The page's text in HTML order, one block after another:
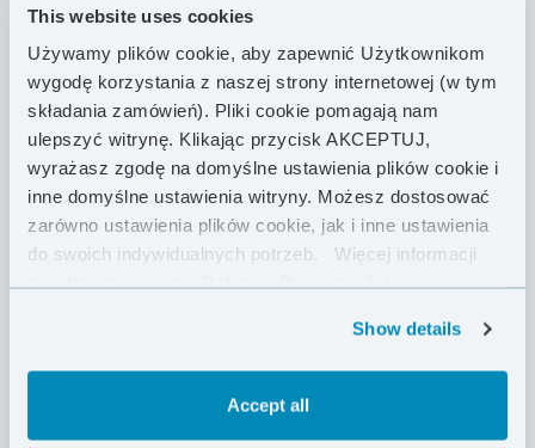
This website uses cookies
Używamy plików cookie, aby zapewnić Użytkownikom
wygodę korzystania z naszej strony internetowej (w tym
składania zamówień). Pliki cookie pomagają nam
ulepszyć witrynę. Klikając przycisk AKCEPTUJ,
wyrażasz zgodę na domyślne ustawienia plików cookie i
inne domyślne ustawienia witryny. Możesz dostosować
zarówno ustawienia plików cookie, jak i inne ustawienia
do swoich indywidualnych potrzeb.
Więcej informacji
znajdziesz w naszejPolityce Prywatności .
Show details
Accept all
dopasowana do kształtu zawieszonego hamaka,
gwarantuje skuteczną izolację bez kompromisu w
kwestii wagi. Wykonany z lekkiego i cenionego
materiału Pertex® Quantum oraz wypełniony
najwyższej jakości puchem gęsim o sprężystości 850
FP, Selva 450 zaskakuje znakomitym stosunkiem
ciepła do wagi. Po złożeniu zajmuje niewiele miejsca,
co ułatwia transport i pakowanie. Optymalne
rozprowadzenie ciepła zapewnia zarówno starannie
dobrany materiał, jak i przemyślana konstrukcja.
Komory w układzie poziomym typu „H” zapobiegają
przemieszczaniu się puchu pod wpływem grawitacji,
a cięcie różnicowe chroni wypełnienie przed
kompresją spowodowaną napięciem tkaniny
zewnętrznej. Intuicyjny system zawieszenia z